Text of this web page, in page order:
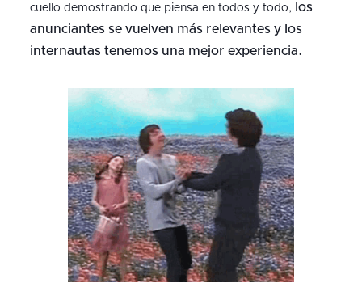
cuello demostrando que piensa en todos y todo,
los
anunciantes se vuelven más relevantes y los
internautas tenemos una mejor experiencia.